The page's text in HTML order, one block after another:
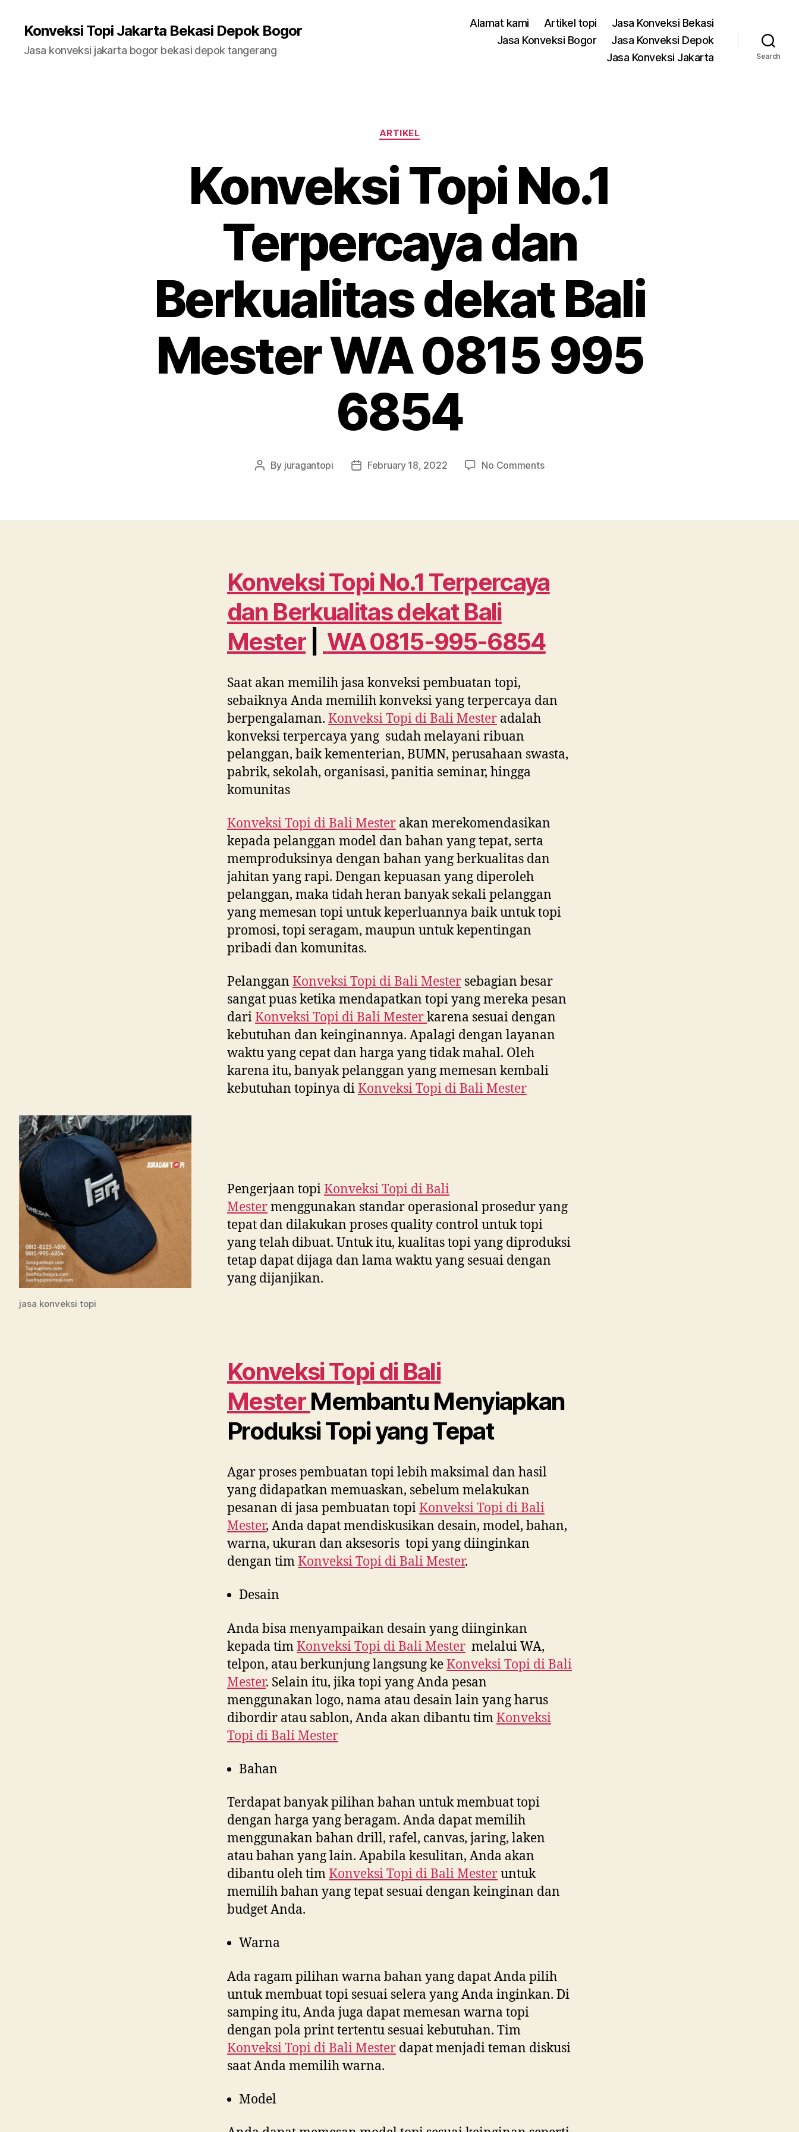
Konveksi Topi Jakarta Bekasi Depok Bogor
Jasa konveksi jakarta bogor bekasi depok tangerang
Alamat kami Artikel topi
Jasa Konveksi Bekasi
Jasa Konveksi Bogor
Jasa Konveksi Depok
Jasa Konveksi Jakarta
Search
Categories
ARTIKEL
Konveksi Topi No.1
Terpercaya dan
Berkualitas dekat Bali
Mester WA 0815 995
6854
Post
By juragantopi
PostFebruary 18, 2022 No Commentson
Terpercaya
Bali
Mester
995
6854
Konveksi Topi No.1 Terpercaya
dan Berkualitas dekatBali
Mester| WA 0815-995-6854
Saat akan memilih jasa konveksi pembuatan topi,
sebaiknya Anda memilih konveksi yang terpercaya dan
berpengalaman. Konveksi Topi diBali Mester adalah
konveksi terpercaya yang sudah melayani ribuan
pelanggan, baik kementerian, BUMN, perusahaan swasta,
pabrik, sekolah, organisasi, panitia seminar, hingga
komunitas
Konveksi Topi diBali Mester akan merekomendasikan
kepada pelanggan model dan bahan yang tepat, serta
memproduksinya dengan bahan yang berkualitas dan
jahitan yang rapi. Dengan kepuasan yang diperoleh
pelanggan, maka tidah heran banyak sekali pelanggan
yang memesan topi untuk keperluannya baik untuk topi
promosi, topi seragam, maupun untuk kepentingan
pribadi dan komunitas.
Pelanggan Konveksi Topi diBali Mester sebagian besar
sangat puas ketika mendapatkan topi yang mereka pesan
dariKonveksi Topi diBali Mesterkarena sesuai dengan
kebutuhan dan keinginannya. Apalagi dengan layanan
waktu yang cepat dan harga yang tidak mahal. Oleh
karena itu, banyak pelanggan yang memesan kembali
kebutuhan topinya diKonveksi Topi diBali Mester
jasa konveksi topi
Pengerjaan topiKonveksi Topi diBali
Mestermenggunakan standar operasional prosedur yang
tepat dan dilakukan proses quality control untuk topi
yang telah dibuat. Untuk itu, kualitas topi yang diproduksi
tetap dapat dijaga dan lama waktu yang sesuai dengan
yang dijanjikan.
Konveksi Topi di Bali
Mester Membantu Menyiapkan
Produksi Topi yang Tepat
Agar proses pembuatan topi lebih maksimal dan hasil
yang didapatkan memuaskan, sebelum melakukan
pesanan di jasa pembuatan topiKonveksi Topi diBali
Mester, Anda dapat mendiskusikan desain, model, bahan,
warna, ukuran dan aksesoris topi yang diinginkan
dengan timKonveksi Topi diBali Mester.
Desain
Anda bisa menyampaikan desain yang diinginkan
kepada timKonveksi Topi diBali Mester melalui WA,
telpon, atau berkunjung langsung keKonveksi Topi diBali
Mester. Selain itu, jika topi yang Anda pesan
menggunakan logo, nama atau desain lain yang harus
dibordir atau sablon, Anda akan dibantu timKonveksi
Topi diBali Mester
Bahan
Terdapat banyak pilihan bahan untuk membuat topi
dengan harga yang beragam. Anda dapat memilih
menggunakan bahan drill, rafel, canvas, jaring, laken
atau bahan yang lain. Apabila kesulitan, Anda akan
dibantu oleh timKonveksi Topi diBali Mesteruntuk
memilih bahan yang tepat sesuai dengan keinginan dan
budget Anda.
Warna
Ada ragam pilihan warna bahan yang dapat Anda pilih
untuk membuat topi sesuai selera yang Anda inginkan. Di
samping itu, Anda juga dapat memesan warna topi
dengan pola print tertentu sesuai kebutuhan. Tim
Konveksi Topi diBali Mester dapat menjadi teman diskusi
saat Anda memilih warna.
Model